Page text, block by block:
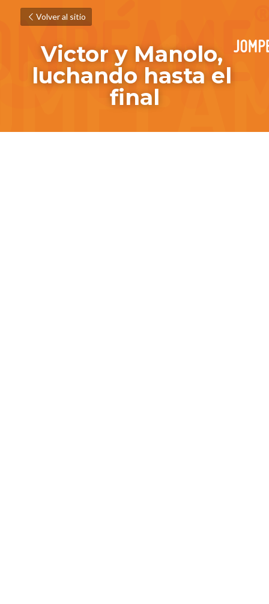
Volver al sitio
Victor y Manolo,
luchando hasta el
final